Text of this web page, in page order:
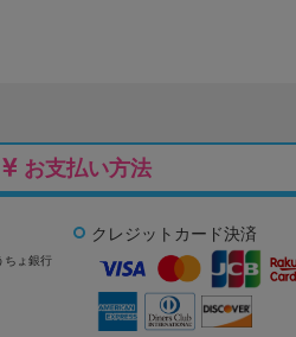
お支払い方法
ちょ銀行
クレジットカード決済